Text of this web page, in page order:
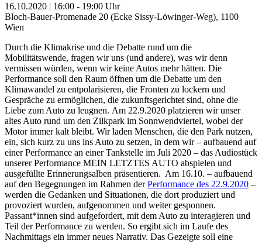
16.10.2020 | 16:00 - 19:00 Uhr
Bloch-Bauer-Promenade 20 (Ecke Sissy-Löwinger-Weg), 1100
Wien
Durch die Klimakrise und die Debatte rund um die
Mobilitätswende, fragen wir uns (und andere), was wir denn
vermissen würden, wenn wir keine Autos mehr hätten. Die
Performance soll den Raum öffnen um die Debatte um den
Klimawandel zu entpolarisieren, die Fronten zu lockern und
Gespräche zu ermöglichen, die zukunftsgerichtet sind, ohne die
Liebe zum Auto zu leugnen. Am 22.9.2020 platzieren wir unser
altes Auto rund um den Zilkpark im Sonnwendviertel, wobei der
Motor immer kalt bleibt. Wir laden Menschen, die den Park nutzen,
ein, sich kurz zu uns ins Auto zu setzen, in dem wir – aufbauend auf
einer Performance an einer Tankstelle im Juli 2020 – das Audiostück
unserer Performance MEIN LETZTES AUTO abspielen und
ausgefüllte Erinnerungsalben präsentieren. Am 16.10. – aufbauend
auf den Begegnungen im Rahmen derPerformance des 22.9.2020 –
werden die Gedanken und Situationen, die dort produziert und
provoziert wurden, aufgenommen und weiter gesponnen.
Passant*innen sind aufgefordert, mit dem Auto zu interagieren und
Teil der Performance zu werden. So ergibt sich im Laufe des
Nachmittags ein immer neues Narrativ. Das Gezeigte soll eine